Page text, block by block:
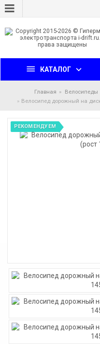
КАТАЛОГ
Главная Велосипеды
Велосипед дорожный на
РЕКОМЕНДУЕМ